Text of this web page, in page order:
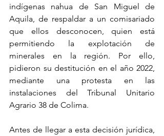
indígenas nahua de San Miguel de
Aquila, de respaldar a un comisariado
que ellos desconocen, quien está
permitiendo la explotación de
minerales en la región. Por ello,
pidieron su destitución en el año 2022,
mediante una protesta en las
instalaciones del Tribunal Unitario
Agrario 38 de Colima.
Antes de llegar a esta decisión jurídica,